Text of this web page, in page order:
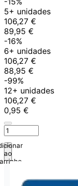
5+ unidades
106,27 €
89,95 €
-16%
6+ unidades
106,27 €
88,95 €
-99%
12+ unidades
106,27 €
0,95 €
ao